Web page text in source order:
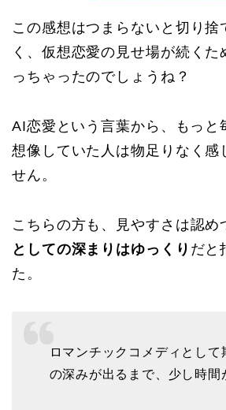
この感想はつまらないと切り捨
く、仮想恋愛の見せ場が続くた
っちゃったのでしょうね？
AI恋愛という言葉から、もっと
想像していた人は物足りなく感
せん。
こちらの方も、見やすさは認め
としての深まりはゆっくり だと
た。
ロマンチックコメディとして
の深みが出るまで、少し時間